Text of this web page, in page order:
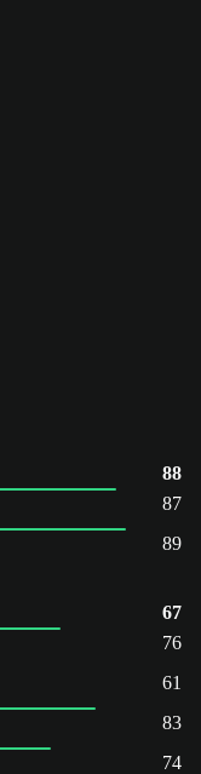
88
87
89
67
76
61
83
74